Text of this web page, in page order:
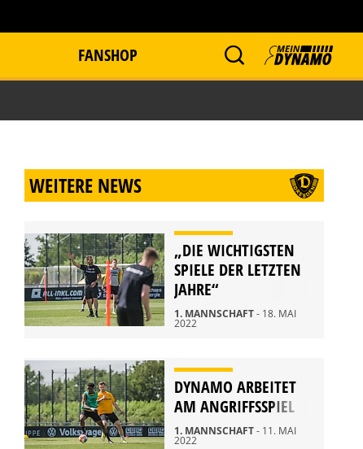
FANSHOP
WEITERE NEWS
„DIE WICHTIGSTEN
SPIELE DER LETZTEN
JAHRE“
1. MANNSCHAFT- 18. MAI
2022
DYNAMO ARBEITET
AM ANGRIFFSSPIEL
1. MANNSCHAFT- 11. MAI
2022